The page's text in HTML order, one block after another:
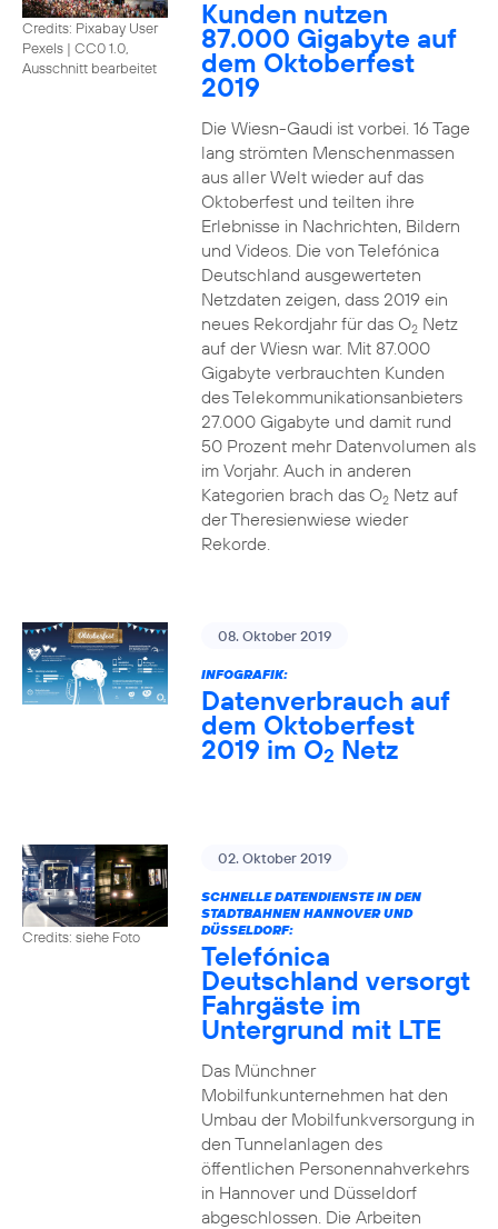
Credits: Pixabay User
Pexels | CC0 1.0,
Ausschnitt bearbeitet
Kunden nutzen
87.000 Gigabyte auf
dem Oktoberfest
2019
Die Wiesn-Gaudi ist vorbei. 16 Tage
lang strömten Menschenmassen
aus aller Welt wieder auf das
Oktoberfest und teilten ihre
Erlebnisse in Nachrichten, Bildern
und Videos. Die von Telefónica
Deutschland ausgewerteten
Netzdaten zeigen, dass 2019 ein
neues Rekordjahr für das O2Netz
auf der Wiesn war. Mit 87.000
Gigabyte verbrauchten Kunden
des Telekommunikationsanbieters
27.000 Gigabyte und damit rund
50 Prozent mehr Datenvolumen als
im Vorjahr. Auch in anderen
Kategorien brach das O2Netz auf
der Theresienwiese wieder
Rekorde.
08. Oktober 2019
INFOGRAFIK:
Datenverbrauch auf
dem Oktoberfest
2019 im O2 Netz
Credits: siehe Foto
02. Oktober 2019
SCHNELLE DATENDIENSTE IN DEN
STADTBAHNEN HANNOVER UND
DÜSSELDORF:
Telefónica
Deutschland versorgt
Fahrgäste im
Untergrund mit LTE
Das Münchner
Mobilfunkunternehmen hat den
Umbau der Mobilfunkversorgung in
den Tunnelanlagen des
öffentlichen Personennahverkehrs
in Hannover und Düsseldorf
abgeschlossen. Die Arbeiten